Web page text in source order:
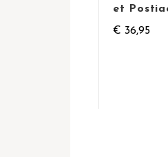
et
€ 36,95